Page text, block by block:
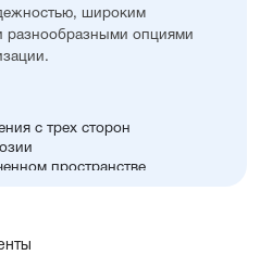
широким
разнообразными опциями
с трех сторон
пространстве